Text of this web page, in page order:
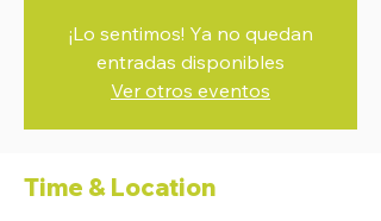
¡Lo sentimos! Ya no quedan
entradas disponibles
Ver otros eventos
Time & Location